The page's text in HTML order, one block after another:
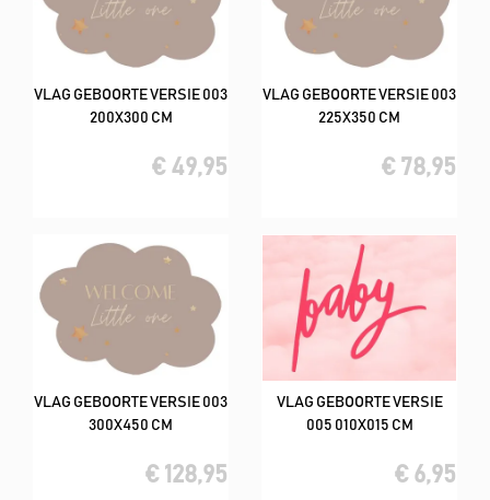
VLAG GEBOORTE VERSIE 003
200X300 CM
€ 49,95
VLAG GEBOORTE VERSIE 003
225X350 CM
€ 78,95
VLAG GEBOORTE VERSIE 003
300X450 CM
€ 128,95
VLAG GEBOORTE VERSIE
005 010X015 CM
€ 6,95